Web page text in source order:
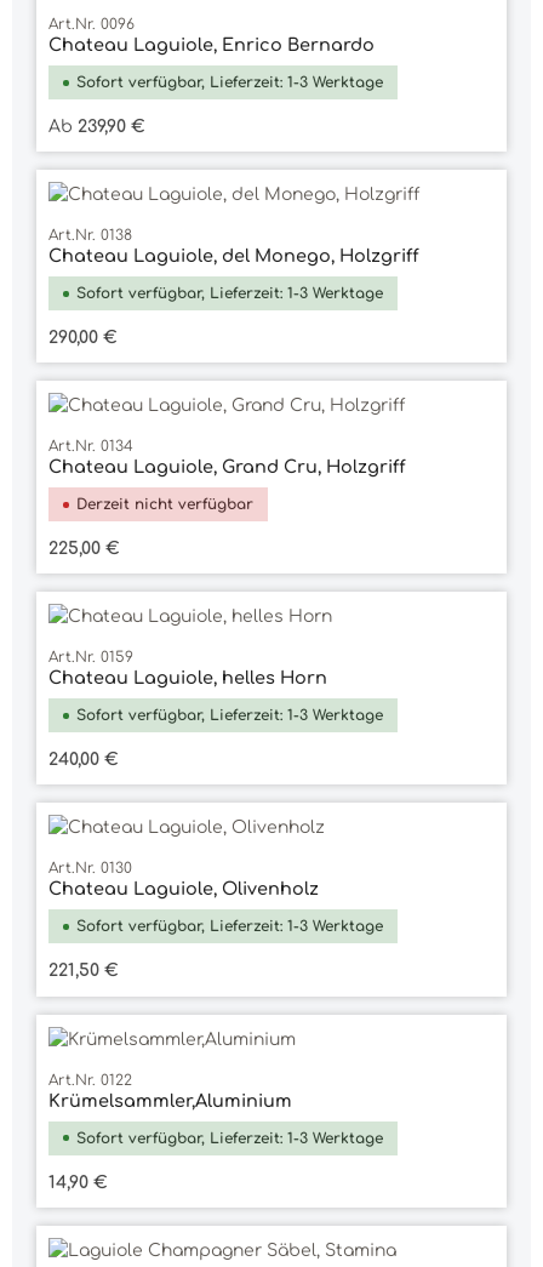
Art.Nr. 0096
Chateau Laguiole, Enrico Bernardo
Sofort verfügbar, Lieferzeit: 1-3 Werktage
Regulärer Preis:
Ab 239,90 €
Art.Nr. 0138
Chateau Laguiole, del Monego, Holzgriff
Sofort verfügbar, Lieferzeit: 1-3 Werktage
Regulärer Preis:
290,00 €
Art.Nr. 0134
Chateau Laguiole, Grand Cru, Holzgriff
Derzeit nicht verfügbar
Regulärer Preis:
225,00 €
Art.Nr. 0159
Chateau Laguiole, helles Horn
Sofort verfügbar, Lieferzeit: 1-3 Werktage
Regulärer Preis:
240,00 €
Art.Nr. 0130
Chateau Laguiole, Olivenholz
Sofort verfügbar, Lieferzeit: 1-3 Werktage
Regulärer Preis:
221,50 €
Art.Nr. 0122
Krümelsammler,Aluminium
Sofort verfügbar, Lieferzeit: 1-3 Werktage
Regulärer Preis:
14,90 €